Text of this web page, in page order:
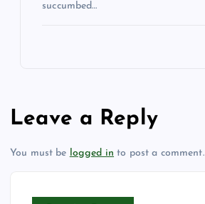
succumbed…
Leave a Reply
You must be logged in to post a comment.